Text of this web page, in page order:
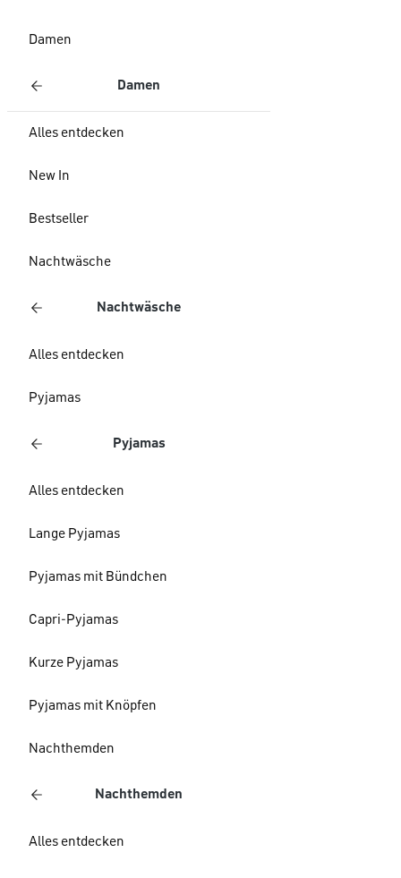
Damen
Damen
Alles entdecken
New In
Bestseller
Nachtwäsche
Nachtwäsche
Alles entdecken
Pyjamas
Pyjamas
Alles entdecken
Lange Pyjamas
Pyjamas mit Bündchen
Capri-Pyjamas
Kurze Pyjamas
Pyjamas mit Knöpfen
Nachthemden
Nachthemden
Alles entdecken